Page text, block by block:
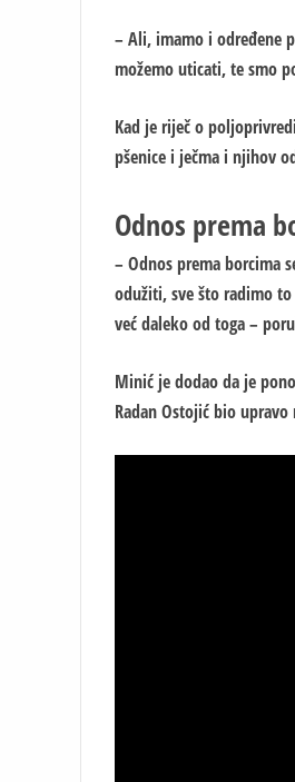
– Ali, imamo i određene
možemo uticati, te smo
Kad je riječ o
pšenice i ječma i njihov
Odnos prema
– Odnos prema borcima
odužiti, sve što radimo
već daleko od toga –
Minić je dodao da je
Radan Ostojić bio